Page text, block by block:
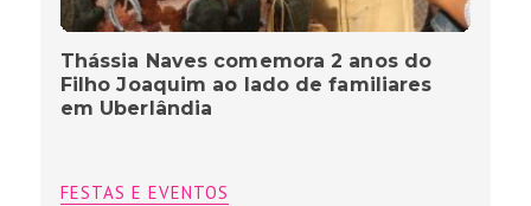
Thássia Naves comemora 2 anos do
Filho Joaquim ao lado de familiares
em Uberlândia
FESTAS E EVENTOS